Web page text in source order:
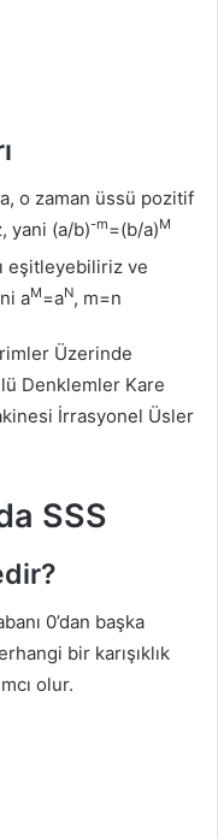
o zaman üssü pozitif
yani (a/b)-m=(b/a)M
eşitleyebiliriz ve
aM=aN, m=n
Üzerinde
Denklemler Kare
İrrasyonel Üsler
SSS
0’dan başka
bir karışıklık
olur.